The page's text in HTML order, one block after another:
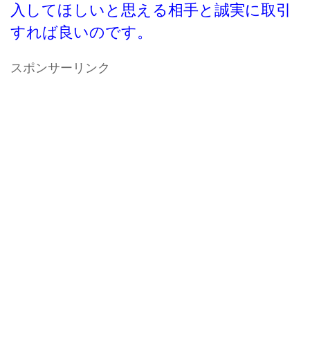
入してほしいと思える相手と誠実に取引
すれば良いのです。
スポンサーリンク